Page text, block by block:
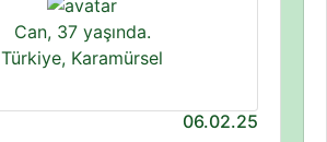
Can, 37 yaşında.
Türkiye, Karamürsel
06.02.25